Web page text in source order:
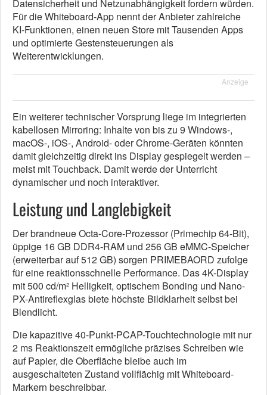
Datensicherheit und Netzunabhängigkeit fordern würden.
Für die Whiteboard-App nennt der Anbieter zahlreiche
KI-Funktionen, einen neuen Store mit Tausenden Apps
und optimierte Gestensteuerungen als
Weiterentwicklungen.
Anzeige
Ein weiterer technischer Vorsprung liege im integrierten
kabellosen Mirroring: Inhalte von bis zu 9 Windows-,
macOS-, iOS-, Android- oder Chrome-Geräten könnten
damit gleichzeitig direkt ins Display gespiegelt werden –
meist mit Touchback. Damit werde der Unterricht
dynamischer und noch interaktiver.
Leistung und Langlebigkeit
Der brandneue Octa-Core-Prozessor (Primechip 64-Bit),
üppige 16 GB DDR4-RAM und 256 GB eMMC-Speicher
(erweiterbar auf 512 GB) sorgen PRIMEBAORD zufolge
für eine reaktionsschnelle Performance. Das 4K-Display
mit 500 cd/m² Helligkeit, optischem Bonding und Nano-
PX-Antireflexglas biete höchste Bildklarheit selbst bei
Blendlicht.
Die kapazitive 40-Punkt-PCAP-Touchtechnologie mit nur
2 ms Reaktionszeit ermögliche präzises Schreiben wie
auf Papier, die Oberfläche bleibe auch im
ausgeschalteten Zustand vollflächig mit Whiteboard-
Markern beschreibbar.